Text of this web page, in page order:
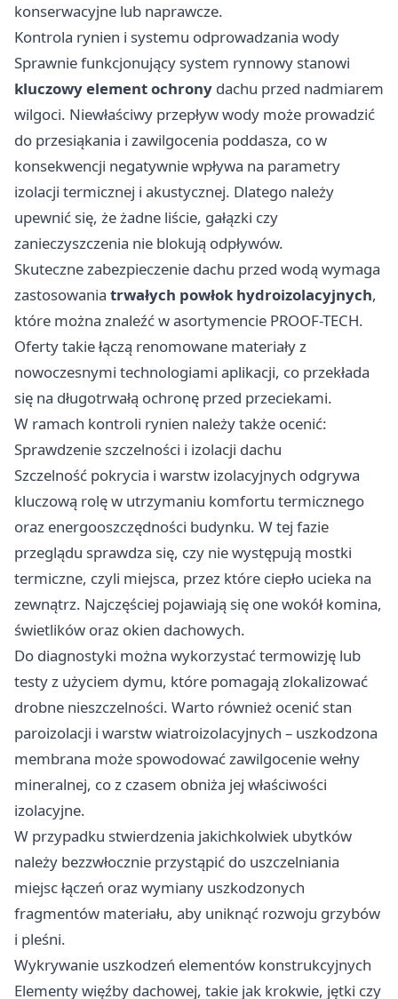
konserwacyjne lub naprawcze.
Kontrola rynien i systemu odprowadzania wody
Sprawnie funkcjonujący system rynnowy stanowi
kluczowy element ochrony dachu przed nadmiarem
wilgoci. Niewłaściwy przepływ wody może prowadzić
do przesiąkania i zawilgocenia poddasza, co w
konsekwencji negatywnie wpływa na parametry
izolacji termicznej i akustycznej. Dlatego należy
upewnić się, że żadne liście, gałązki czy
zanieczyszczenia nie blokują odpływów.
Skuteczne zabezpieczenie dachu przed wodą wymaga
zastosowania trwałych powłok hydroizolacyjnych,
które można znaleźć w asortymencie PROOF-TECH.
Oferty takie łączą renomowane materiały z
nowoczesnymi technologiami aplikacji, co przekłada
się na długotrwałą ochronę przed przeciekami.
W ramach kontroli rynien należy także ocenić:
Sprawdzenie szczelności i izolacji dachu
Szczelność pokrycia i warstw izolacyjnych odgrywa
kluczową rolę w utrzymaniu komfortu termicznego
oraz energooszczędności budynku. W tej fazie
przeglądu sprawdza się, czy nie występują mostki
termiczne, czyli miejsca, przez które ciepło ucieka na
zewnątrz. Najczęściej pojawiają się one wokół komina,
świetlików oraz okien dachowych.
Do diagnostyki można wykorzystać termowizję lub
testy z użyciem dymu, które pomagają zlokalizować
drobne nieszczelności. Warto również ocenić stan
paroizolacji i warstw wiatroizolacyjnych – uszkodzona
membrana może spowodować zawilgocenie wełny
mineralnej, co z czasem obniża jej właściwości
izolacyjne.
W przypadku stwierdzenia jakichkolwiek ubytków
należy bezzwłocznie przystąpić do uszczelniania
miejsc łączeń oraz wymiany uszkodzonych
fragmentów materiału, aby uniknąć rozwoju grzybów
i pleśni.
Wykrywanie uszkodzeń elementów konstrukcyjnych
Elementy więźby dachowej, takie jak krokwie, jętki czy